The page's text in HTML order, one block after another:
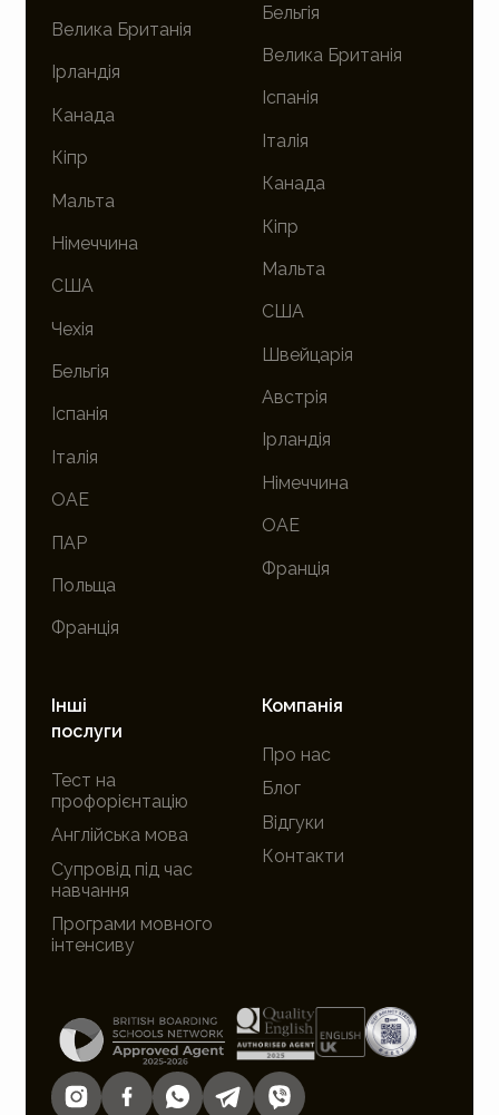
Велика Британія
Ірландія
Канада
Кіпр
Мальта
Німеччина
США
Чехія
Бельгія
Іспанія
Італія
ОАЕ
ПАР
Польща
Франція
Бельгія
Велика Британія
Іспанія
Італія
Канада
Кіпр
Мальта
США
Швейцарія
Австрія
Ірландія
Німеччина
ОАЕ
Франція
Iншi
послуги
Тест на
профорієнтацію
Англійська мова
Супровід під час
навчання
Програми мовного
інтенсиву
Компанiя
Про нас
Блог
Вiдгуки
Контакти